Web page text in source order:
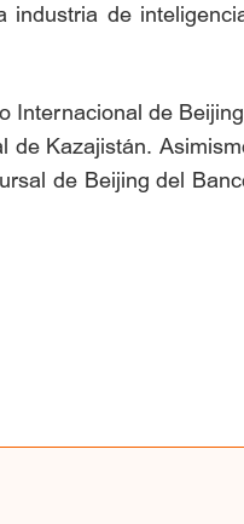
industria de
Internacional de
de Kazajistán.
de Beijing del